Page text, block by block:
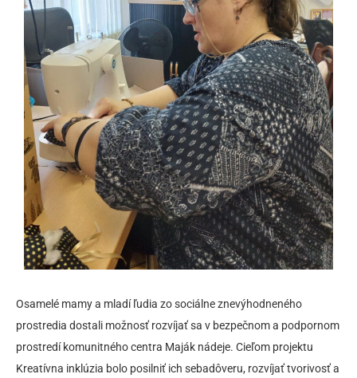
Osamelé mamy a mladí ľudia zo sociálne znevýhodneného
prostredia dostali možnosť rozvíjať sa v bezpečnom a podpornom
prostredí komunitného centra Maják nádeje. Cieľom projektu
Kreatívna inklúzia bolo posilniť ich sebadôveru, rozvíjať tvorivosť a